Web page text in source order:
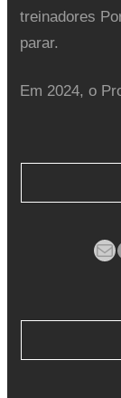
treinadores
parar.
Em 2024, o
Mail